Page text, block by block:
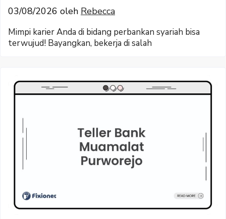
03/08/2026 oleh Rebecca
Mimpi karier Anda di bidang perbankan syariah bisa
terwujud! Bayangkan, bekerja di salah